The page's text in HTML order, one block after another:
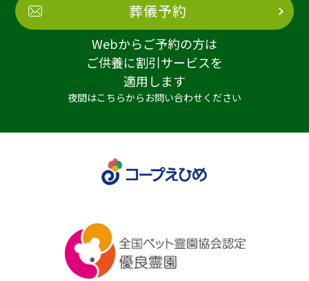
葬儀予約
Webからご予約の方は
ご供養に割引サービスを
適用します
夜間はこちらからお問い合わせください